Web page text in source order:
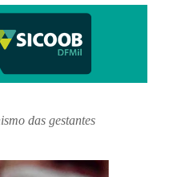
das gestantes